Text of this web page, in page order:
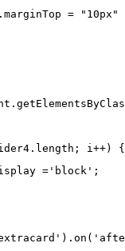
= "10px"
i++)
='block';